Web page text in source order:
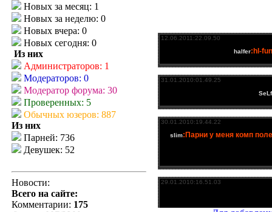
Новых за месяц: 1
Новых за неделю: 0
Новых вчера: 0
Новых сегодня: 0
Из них
Администраторов: 1
Модераторов: 0
Модератор форума: 30
Проверенных: 5
Обычных юзеров: 887
Из них
Парней: 736
Девушек: 52
Новости:
Всего на сайте:
Комментарии: 175